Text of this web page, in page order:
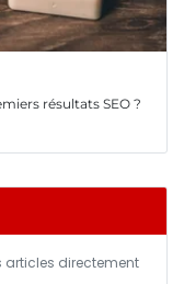
résultats SEO ?
articles directement